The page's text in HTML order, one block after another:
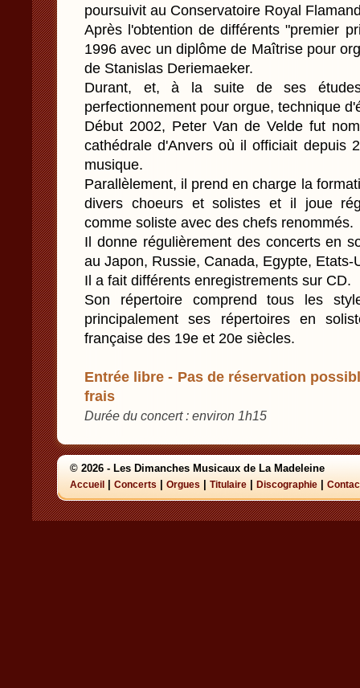
poursuivit au Conservatoire Royal
Après l'obtention de différents "premier
1996 avec un diplôme de Maîtrise pour
de Stanislas Deriemaeker.
Durant, et, à la suite de ses
perfectionnement pour orgue, technique
Début 2002, Peter Van de Velde fut
cathédrale d'Anvers où il officiait depuis
musique.
Parallèlement, il prend en charge la
divers choeurs et solistes et il joue
comme soliste avec des chefs renommés.
Il donne régulièrement des concerts en
au Japon, Russie, Canada, Egypte,
Il a fait différents enregistrements sur CD.
Son répertoire comprend tous les
principalement ses répertoires en
française des 19e et 20e siècles.
Entrée libre - Pas de réservation
frais
Durée du concert : environ 1h15
© 2026 - Les Dimanches Musicaux de La Madeleine
Accueil Concerts Orgues Titulaire Discographie